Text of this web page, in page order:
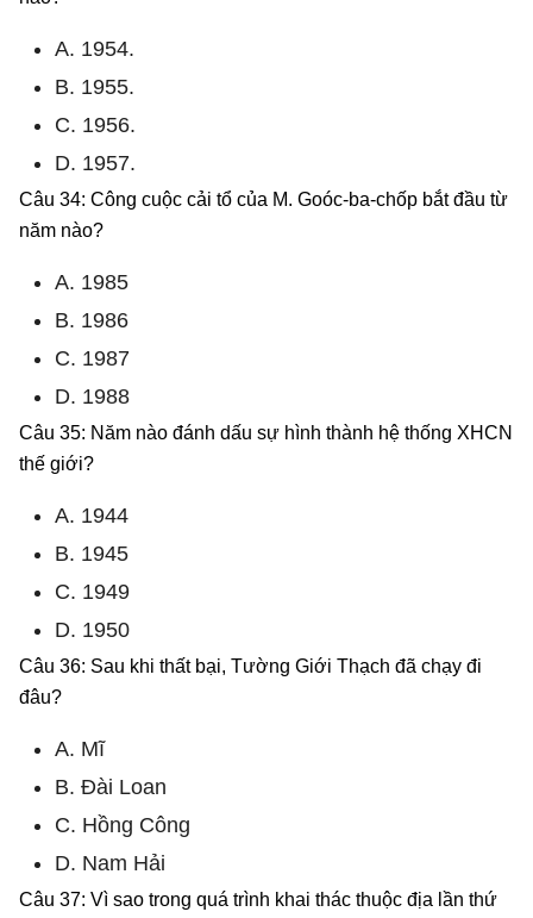
A. 1954.
B. 1955.
C. 1956.
D. 1957.
Câu 34: Công cuộc cải tổ của M. Goóc-ba-chốp bắt đầu từ
năm nào?
A. 1985
B. 1986
C. 1987
D. 1988
Câu 35: Năm nào đánh dấu sự hình thành hệ thống XHCN
thế giới?
A. 1944
B. 1945
C. 1949
D. 1950
Câu 36: Sau khi thất bại, Tường Giới Thạch đã chạy đi
đâu?
A. Mĩ
B. Đài Loan
C. Hồng Công
D. Nam Hải
Câu 37: Vì sao trong quá trình khai thác thuộc địa lần thứ